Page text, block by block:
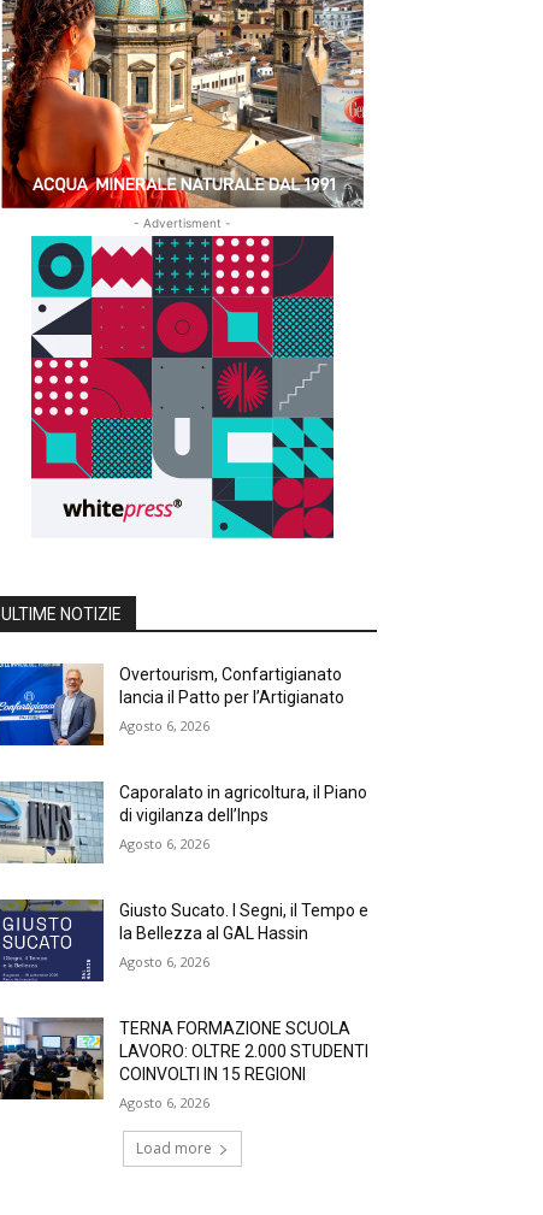
- Advertisment -
ULTIME NOTIZIE
Overtourism, Confartigianato
lancia il Patto per l’Artigianato
Agosto 6, 2026
Caporalato in agricoltura, il Piano
di vigilanza dell’Inps
Agosto 6, 2026
Giusto Sucato. I Segni, il Tempo e
la Bellezza al GAL Hassin
Agosto 6, 2026
TERNA FORMAZIONE SCUOLA
LAVORO: OLTRE 2.000 STUDENTI
COINVOLTI IN 15 REGIONI
Agosto 6, 2026
Load more